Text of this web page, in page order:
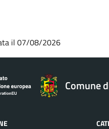
il 07/08/2026
Comune